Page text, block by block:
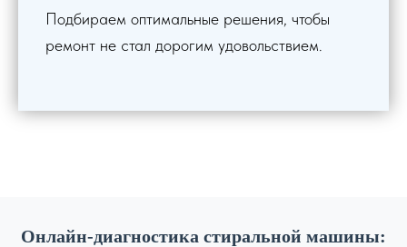
Подбираем оптимальные решения, чтобы
ремонт не стал дорогим удовольствием.
Онлайн-диагностика стиральной машины: